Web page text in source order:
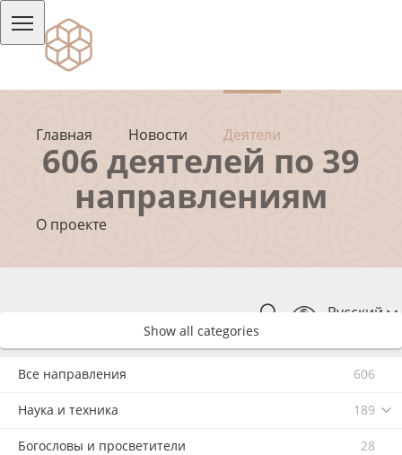
Главная Новости Деятели
О проекте
Русский
606 деятелей по 39
направлениям
Show all categories
Все направления 606
Наука и техника 189
Богословы и просветители 28